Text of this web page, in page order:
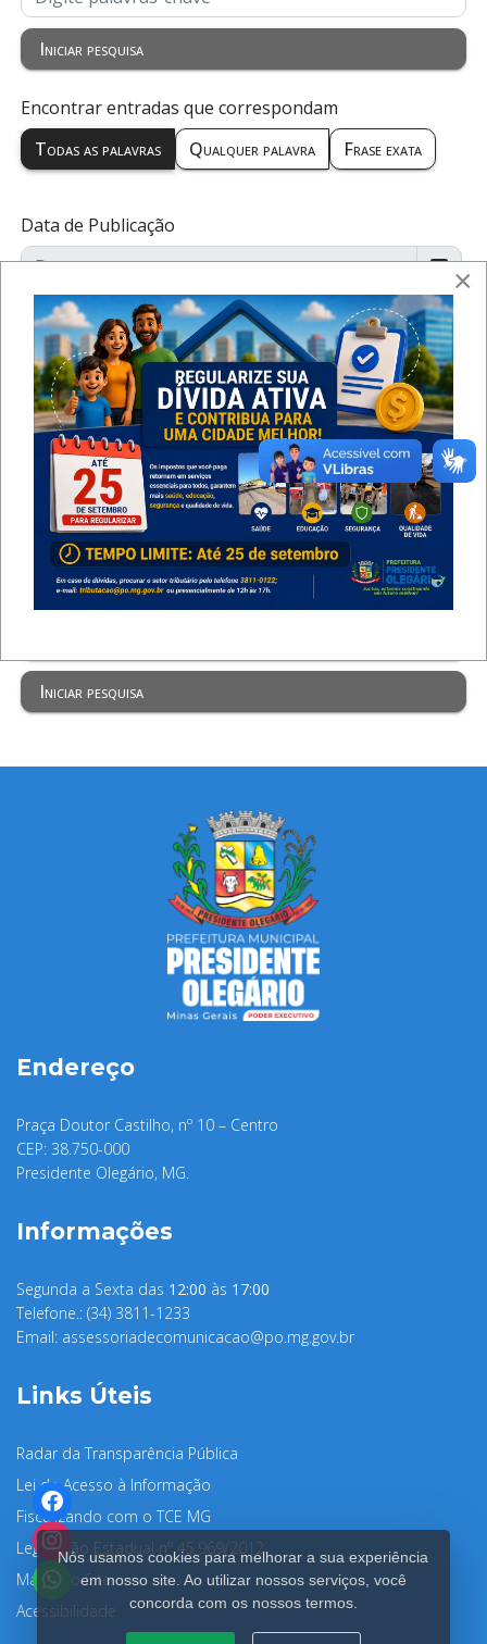
Iniciar pesquisa
Encontrar entradas que correspondam
Todas as palavras
Qualquer palavra Frase exata
Data de Publicação
Período de Inscrição
Categoria
Iniciar pesquisa
Endereço
Praça Doutor Castilho, nº 10 – Centro
CEP: 38.750-000
Presidente Olegário, MG.
Informações
Segunda a Sexta das 12:00 às 17:00
Telefone.: (34) 3811-1233
Email: assessoriadecomunicacao@po.mg.gov.br
Links Úteis
Radar da Transparência Pública
Lei de Acesso à Informação
Fiscalizando com o TCE MG
Legislação Estadual nº 45.969/2012
Mapa do Site
Acessibilidade
Nós usamos cookies para melhorar a sua experiência
em nosso site. Ao utilizar nossos serviços, você
concorda com os nossos termos.
×